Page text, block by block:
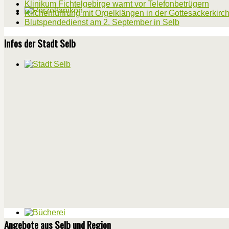
Klinikum Fichtelgebirge warnt vor Telefonbetrügern
Kirchenführung mit Orgelklängen in der
Blutspendedienst am 2. September in Selb
Infos der Stadt Selb
Angebote aus Selb und Region